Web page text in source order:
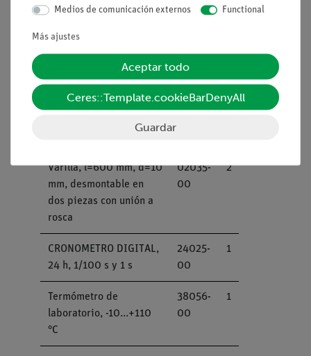
para 2 varillas
Montaje deslizante para
banco óptico
09822-
00
Varilla, l=600 mm, d=10
mm, desmontable en
dos piezas con unión a
rosca
02035-
00
2
CRONOMETRO DIGITAL,
24 h, 1/100 s y 1 s
24025-
00
1
Termómetro de
laboratorio, -10...+110
°C
38056-
00
1
Medios de comunicación externos Functional
Más ajustes
Aceptar todo
Ceres::Template.cookieBarDenyAll
Guardar